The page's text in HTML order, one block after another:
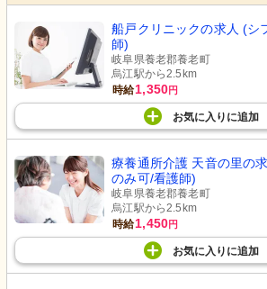
船戸クリニックの求人 (シ
師)
岐阜県養老郡養老町
烏江駅から2.5km
時給1,350円
お気に入り に追加
療養通所介護 天音の里の
のみ可/看護師)
岐阜県養老郡養老町
烏江駅から2.5km
時給1,450円
お気に入り に追加